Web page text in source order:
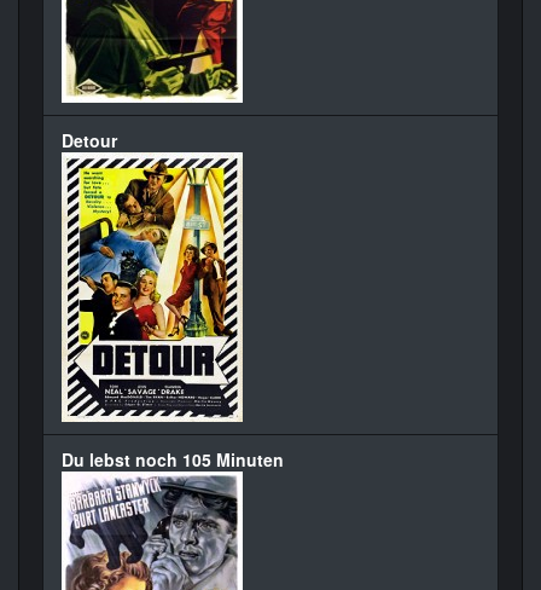
Detour
Du lebst noch 105 Minuten